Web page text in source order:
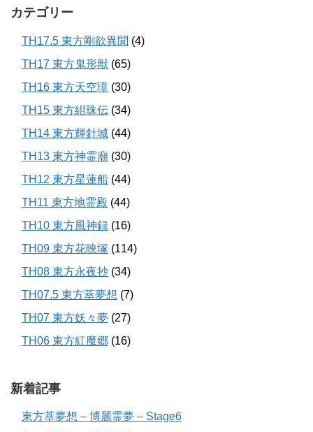
カテゴリー
TH17.5 東方剛欲異聞 (4)
TH17 東方鬼形獣 (65)
TH16 東方天空璋 (30)
TH15 東方紺珠伝 (34)
TH14 東方輝針城 (44)
TH13 東方神霊廟 (30)
TH12 東方星蓮船 (44)
TH11 東方地霊殿 (44)
TH10 東方風神録 (16)
TH09 東方花映塚 (114)
TH08 東方永夜抄 (34)
TH07.5 東方萃夢想 (7)
TH07 東方妖々夢 (27)
TH06 東方紅魔郷 (16)
新着記事
東方萃夢想 – 博麗霊夢 – Stage6